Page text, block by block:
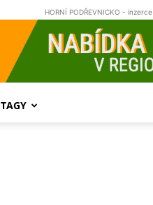
HORNÍ PODŘEVNICKO - inzerce
TAGY